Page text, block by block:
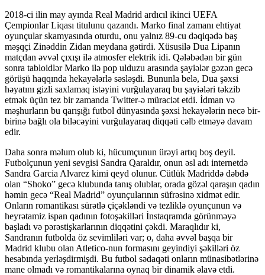
2018-ci ilin may ayında Real Madrid ardıcıl ikinci UEFA
Çempionlar Liqası titulunu qazandı. Marko final zamanı ehtiyat
oyunçular skamyasında oturdu, onu yalnız 89-cu dəqiqədə baş
məşqçi Zinəddin Zidan meydana gətirdi. Xüsusilə Dua Lipanın
matçdan əvvəl çıxışı ilə atmosfer elektrik idi. Qələbədən bir gün
sonra tabloidlər Marko ilə pop ulduzu arasında şayiələr gəzən gecə
görüşü haqqında hekayələrlə səsləşdi. Bununla belə, Dua şəxsi
həyatını gizli saxlamaq istəyini vurğulayaraq bu şayiələri təkzib
etmək üçün tez bir zamanda Twitter-ə müraciət etdi. İdman və
məşhurların bu qarışığı futbol dünyasında şəxsi hekayələrin necə bir-
birinə bağlı ola biləcəyini vurğulayaraq diqqəti cəlb etməyə davam
edir.
Daha sonra məlum olub ki, hücumçunun ürəyi artıq boş deyil.
Futbolçunun yeni sevgisi Sandra Qaraldır, onun əsl adı internetdə
Sandra Garcia Alvarez kimi qeyd olunur. Cütlük Madriddə dəbdə
olan “Shoko” gecə klubunda tanış olublar, orada gözəl qaraşın qadın
həmin gecə “Real Madrid” oyunçularının süfrəsinə xidmət edir.
Onların romantikası sürətlə çiçəkləndi və tezliklə oyunçunun və
heyrətamiz ispan qadının fotoşəkilləri İnstaqramda görünməyə
başladı və pərəstişkarlarının diqqətini çəkdi. Maraqlıdır ki,
Sandranın futbolda öz sevimliləri var; o, daha əvvəl başqa bir
Madrid klubu olan Atletico-nun formasını geyindiyi şəkilləri öz
hesabında yerləşdirmişdi. Bu futbol sədaqəti onların münasibətlərinə
mane olmadı və romantikalarına oynaq bir dinamik əlavə etdi.